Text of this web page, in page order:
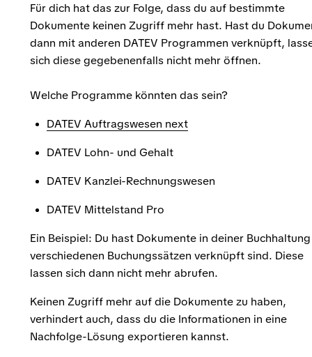
Für dich hat das zur Folge, dass du auf bestimmte
Dokumente keinen Zugriff mehr hast. Hast du
dann mit anderen DATEV Programmen verknüpft,
sich diese gegebenenfalls nicht mehr öffnen.
Welche Programme könnten das sein?
DATEV Auftragswesen next
DATEV Lohn- und Gehalt
DATEV Kanzlei-Rechnungswesen
DATEV Mittelstand Pro
Ein Beispiel: Du hast Dokumente in deiner
verschiedenen Buchungssätzen verknüpft sind. Diese
lassen sich dann nicht mehr abrufen.
Keinen Zugriff mehr auf die Dokumente zu haben,
verhindert auch, dass du die Informationen in eine
Nachfolge-Lösung exportieren kannst.